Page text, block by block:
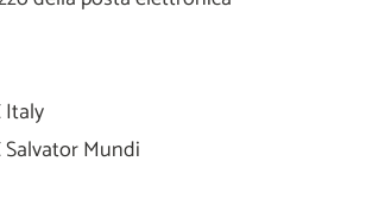
Italy
Mundi